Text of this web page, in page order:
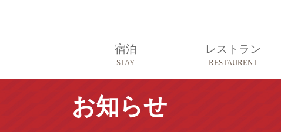
Primary
Menu
宿泊
STAY
レストラン
RESTAURENT
お知らせ